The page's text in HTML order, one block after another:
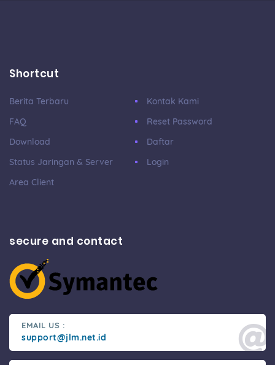
Shortcut
Berita Terbaru
FAQ
Download
Status Jaringan & Server
Area Client
Kontak Kami
Reset Password
Daftar
Login
secure and contact
EMAIL US :
support@jlm.net.id